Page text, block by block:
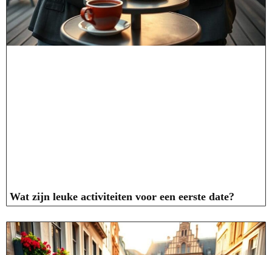
Wat zijn leuke activiteiten voor een eerste date?